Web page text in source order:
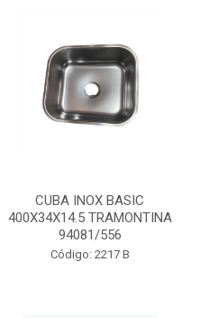
CUBA INOX BASIC
400X34X14.5 TRAMONTINA
94081/556
Código: 2217 B